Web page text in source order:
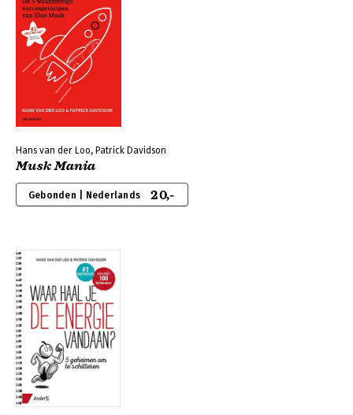
Hans van der Loo, Patrick Davidson
Musk Mania
Gebonden | Nederlands 20,-